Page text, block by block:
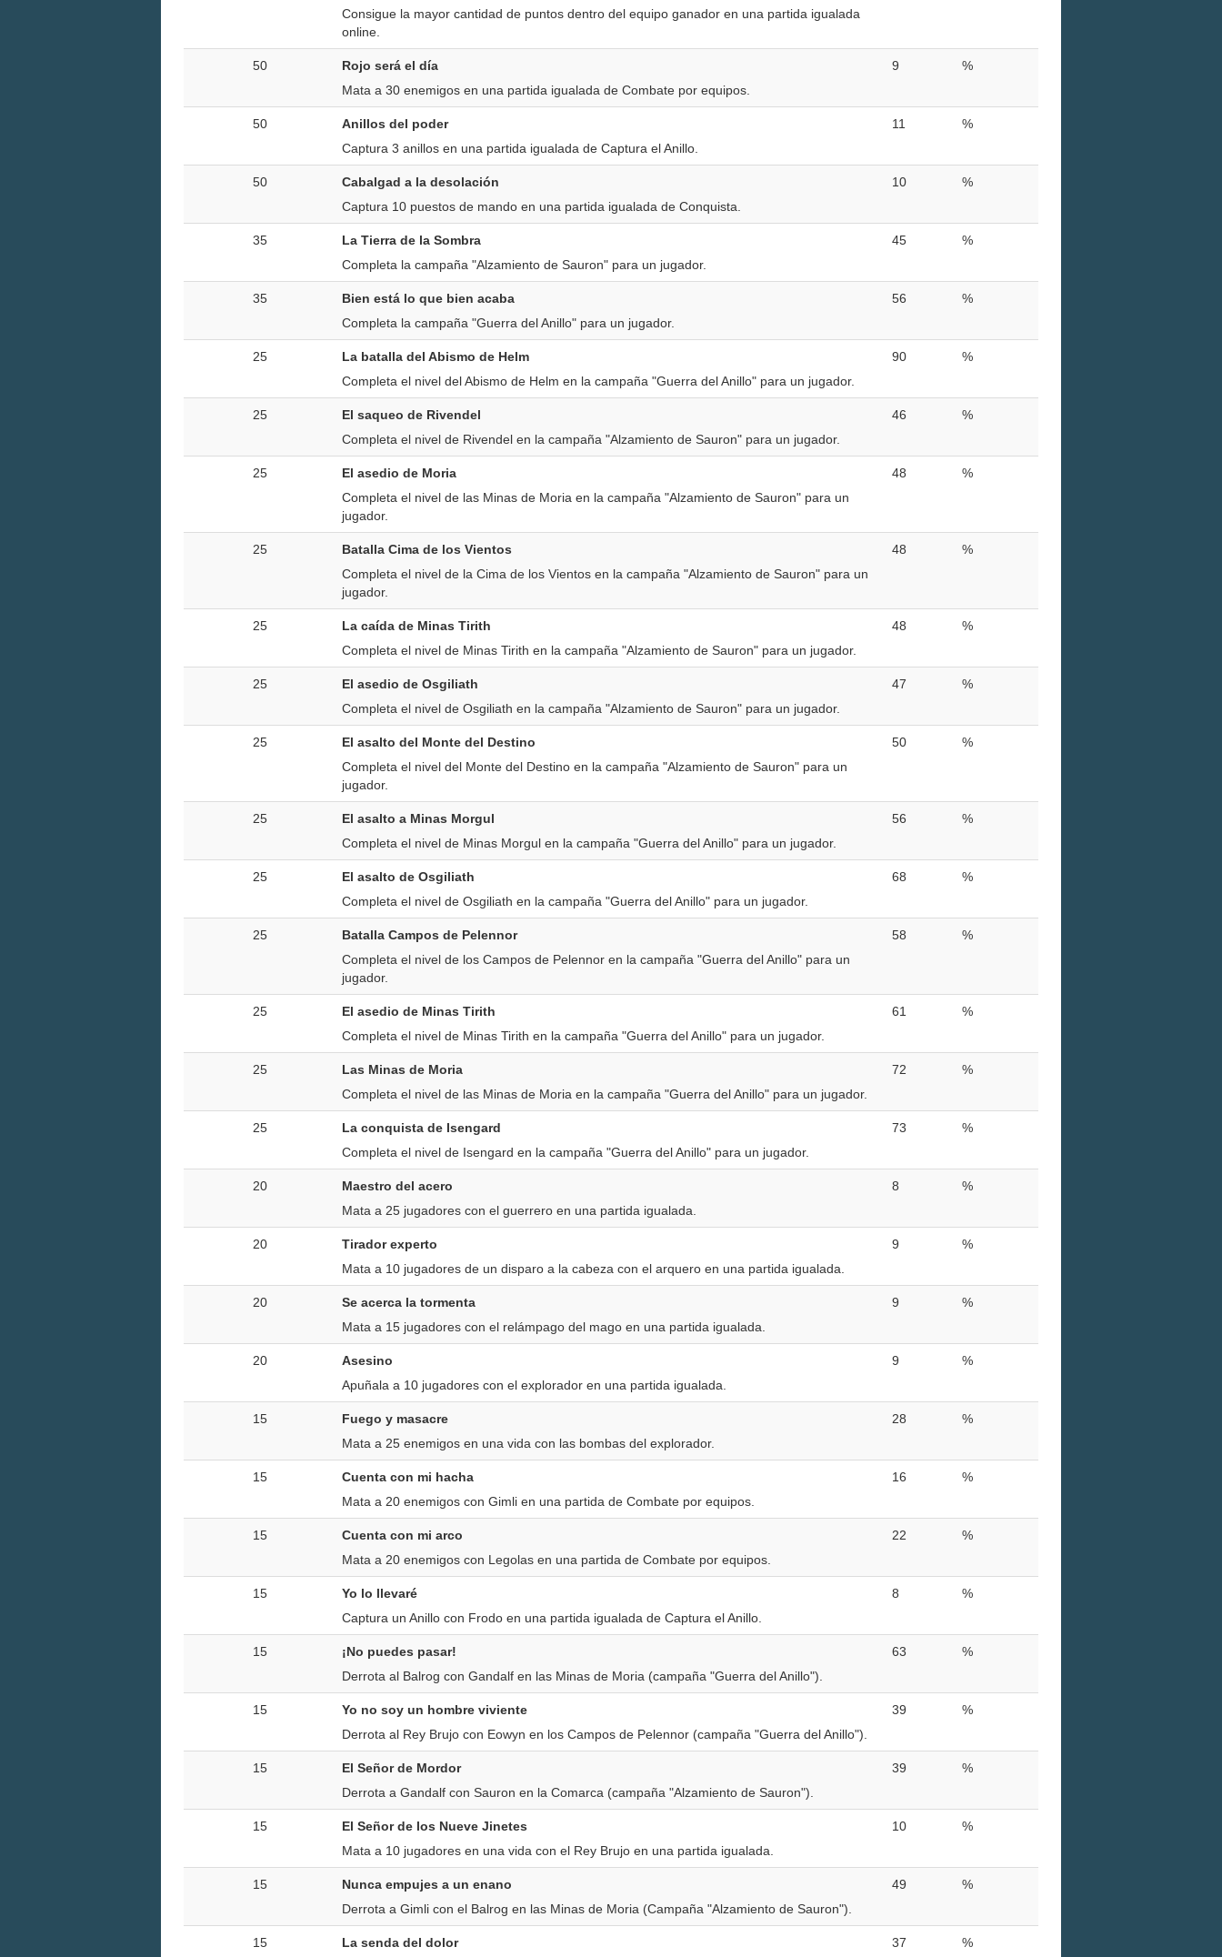
Consigue la mayor cantidad de puntos dentro del equipo ganador en una partida igualada
online.
50
Rojo será el día
Mata a 30 enemigos en una partida igualada de Combate por equipos.
9 %
50
Anillos del poder
Captura 3 anillos en una partida igualada de Captura el Anillo.
11 %
50
Cabalgad a la desolación
Captura 10 puestos de mando en una partida igualada de Conquista.
10 %
35
La Tierra de la Sombra
Completa la campaña "Alzamiento de Sauron" para un jugador.
45 %
35
Bien está lo que bien acaba
Completa la campaña "Guerra del Anillo" para un jugador.
56 %
25
La batalla del Abismo de Helm
Completa el nivel del Abismo de Helm en la campaña "Guerra del Anillo" para un jugador.
90 %
25
El saqueo de Rivendel
Completa el nivel de Rivendel en la campaña "Alzamiento de Sauron" para un jugador.
46 %
25
El asedio de Moria
Completa el nivel de las Minas de Moria en la campaña "Alzamiento de Sauron" para un
jugador.
48 %
25
Batalla Cima de los Vientos
Completa el nivel de la Cima de los Vientos en la campaña "Alzamiento de Sauron" para un
jugador.
48 %
25
La caída de Minas Tirith
Completa el nivel de Minas Tirith en la campaña "Alzamiento de Sauron" para un jugador.
48 %
25
El asedio de Osgiliath
Completa el nivel de Osgiliath en la campaña "Alzamiento de Sauron" para un jugador.
47 %
25
El asalto del Monte del Destino
Completa el nivel del Monte del Destino en la campaña "Alzamiento de Sauron" para un
jugador.
50 %
25
El asalto a Minas Morgul
Completa el nivel de Minas Morgul en la campaña "Guerra del Anillo" para un jugador.
56 %
25
El asalto de Osgiliath
Completa el nivel de Osgiliath en la campaña "Guerra del Anillo" para un jugador.
68 %
25
Batalla Campos de Pelennor
Completa el nivel de los Campos de Pelennor en la campaña "Guerra del Anillo" para un
jugador.
58 %
25
El asedio de Minas Tirith
Completa el nivel de Minas Tirith en la campaña "Guerra del Anillo" para un jugador.
61 %
25
Las Minas de Moria
Completa el nivel de las Minas de Moria en la campaña "Guerra del Anillo" para un jugador.
72 %
25
La conquista de Isengard
Completa el nivel de Isengard en la campaña "Guerra del Anillo" para un jugador.
73 %
20
Maestro del acero
Mata a 25 jugadores con el guerrero en una partida igualada.
8 %
20
Tirador experto
Mata a 10 jugadores de un disparo a la cabeza con el arquero en una partida igualada.
9 %
20
Se acerca la tormenta
Mata a 15 jugadores con el relámpago del mago en una partida igualada.
9 %
20
Asesino
Apuñala a 10 jugadores con el explorador en una partida igualada.
9 %
15
Fuego y masacre
Mata a 25 enemigos en una vida con las bombas del explorador.
28 %
15
Cuenta con mi hacha
Mata a 20 enemigos con Gimli en una partida de Combate por equipos.
16 %
15
Cuenta con mi arco
Mata a 20 enemigos con Legolas en una partida de Combate por equipos.
22 %
15
Yo lo llevaré
Captura un Anillo con Frodo en una partida igualada de Captura el Anillo.
8 %
15
¡No puedes pasar!
Derrota al Balrog con Gandalf en las Minas de Moria (campaña "Guerra del Anillo").
63 %
15
Yo no soy un hombre viviente
Derrota al Rey Brujo con Eowyn en los Campos de Pelennor (campaña "Guerra del Anillo").
39 %
15
El Señor de Mordor
Derrota a Gandalf con Sauron en la Comarca (campaña "Alzamiento de Sauron").
39 %
15
El Señor de los Nueve Jinetes
Mata a 10 jugadores en una vida con el Rey Brujo en una partida igualada.
10 %
15
Nunca empujes a un enano
Derrota a Gimli con el Balrog en las Minas de Moria (Campaña "Alzamiento de Sauron").
49 %
15 La senda del dolor 37 %